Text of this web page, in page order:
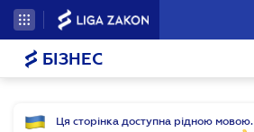
БІЗНЕС
Ця сторінка доступна рідною мовою.